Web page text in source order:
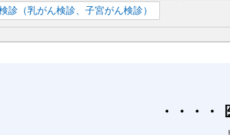
診（乳がん検診、子宮がん検診）